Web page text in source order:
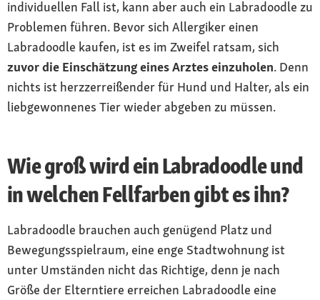
individuellen Fall ist, kann aber auch ein Labradoodle zu
Problemen führen. Bevor sich Allergiker einen
Labradoodle kaufen, ist es im Zweifel ratsam, sich
zuvor die Einschätzung eines Arztes einzuholen. Denn
nichts ist herzzerreißender für Hund und Halter, als ein
liebgewonnenes Tier wieder abgeben zu müssen.
Wie groß wird ein Labradoodle und
in welchen Fellfarben gibt es ihn?
Labradoodle brauchen auch genügend Platz und
Bewegungsspielraum, eine enge Stadtwohnung ist
unter Umständen nicht das Richtige, denn je nach
Größe der Elterntiere erreichen Labradoodle eine